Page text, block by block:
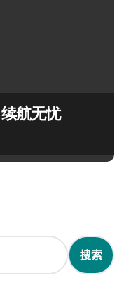
航无忧